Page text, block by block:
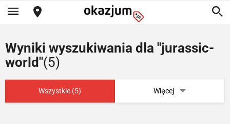
Wyniki wyszukiwania dla "jurassic-
world"(5)
Wszystkie (5) Więcej